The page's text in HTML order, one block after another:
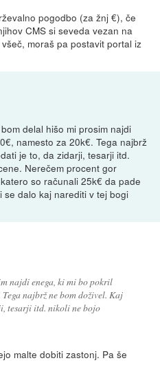
pogodbo (za žnj €), če
CMS si seveda vezan na
moraš pa postavit portal iz
delal hišo mi prosim najdi
namesto za 20k€. Tega najbrž
je to, da zidarji, tesarji itd.
Nerečem procent gor
so računali 25k€ da pade
se dalo kaj narediti v tej bogi
najdi enega, ki mi bo pokril
najbrž ne bom doživel. Kaj
tesarji itd. nikoli ne bojo
malte dobiti zastonj. Pa še